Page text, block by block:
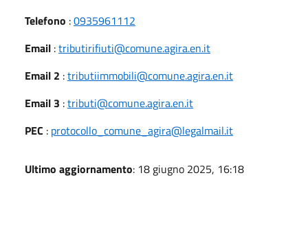
Telefono :0935961112
Email :tributirifiuti@comune.agira.en.it
Email 2 :tributiimmobili@comune.agira.en.it
Email 3 :tributi@comune.agira.en.it
PEC : protocollo_comune_agira@legalmail.it
Ultimo aggiornamento: 18 giugno 2025, 16:18